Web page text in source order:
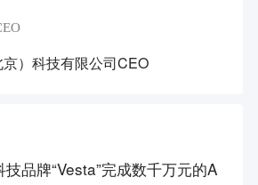
）科技有限公司CEO
品牌“Vesta”完成数千万元的A